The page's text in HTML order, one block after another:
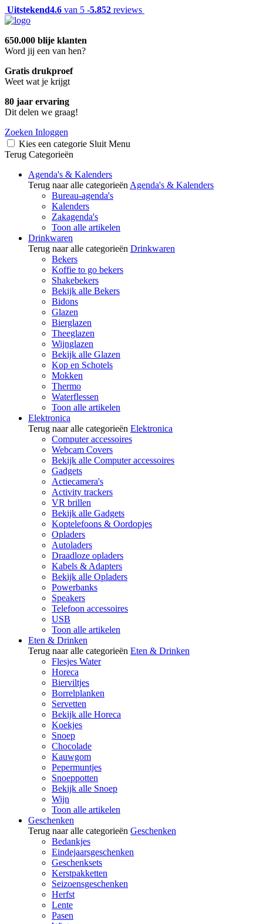
Uitstekend4.6 van 5 -5.852 reviews
650.000 blije klanten
Word jij een van hen?
Gratis drukproef
Weet wat je krijgt
80 jaar ervaring
Dit delen we graag!
Zoeken Inloggen
Kies een categorie Sluit Menu
Terug Categorieën
Agenda's & Kalenders
Terug naar alle categorieën Agenda's & Kalenders
Bureau-agenda's
Kalenders
Zakagenda's
Toon alle artikelen
Drinkwaren
Terug naar alle categorieën Drinkwaren
Bekers
Koffie to go bekers
Shakebekers
Bekijk alle Bekers
Bidons
Glazen
Bierglazen
Theeglazen
Wijnglazen
Bekijk alle Glazen
Kop en Schotels
Mokken
Thermo
Waterflessen
Toon alle artikelen
Elektronica
Terug naar alle categorieën Elektronica
Computer accessoires
Webcam Covers
Bekijk alle Computer accessoires
Gadgets
Actiecamera's
Activity trackers
VR brillen
Bekijk alle Gadgets
Koptelefoons & Oordopjes
Opladers
Autoladers
Draadloze opladers
Kabels & Adapters
Bekijk alle Opladers
Powerbanks
Speakers
Telefoon accessoires
USB
Toon alle artikelen
Eten & Drinken
Terug naar alle categorieën Eten & Drinken
Flesjes Water
Horeca
Bierviltjes
Borrelplanken
Servetten
Bekijk alle Horeca
Koekjes
Snoep
Chocolade
Kauwgom
Pepermuntjes
Snoeppotten
Bekijk alle Snoep
Wijn
Toon alle artikelen
Geschenken
Terug naar alle categorieën Geschenken
Bedankjes
Eindejaarsgeschenken
Geschenksets
Kerstpakketten
Seizoensgeschenken
Herfst
Lente
Pasen